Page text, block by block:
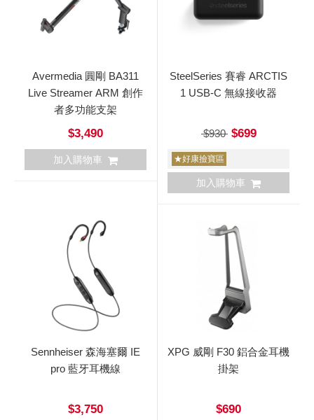
Avermedia 圓剛 BA311
Live Streamer ARM 創作
者多功能支架
$3,490
加入購物車
SteelSeries 賽睿 ARCTIS
1 USB-C 無線接收器
$930$699
★好康撿寶區
加入購物車
Sennheiser 森海塞爾 IE
pro 藍牙耳機線
$3,750
XPG 威剛 F30 鋁合金耳機
掛架
$690